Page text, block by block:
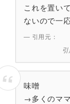
これを置い
ないので一
引用元：
味噌
→多くのマ